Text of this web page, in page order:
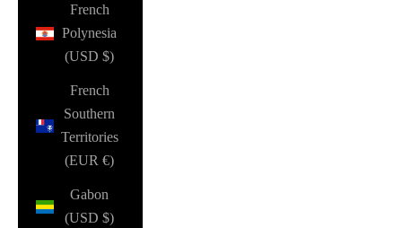
French
Polynesia
(USD $)
French
Southern
Territories
(EUR €)
Gabon
(USD $)